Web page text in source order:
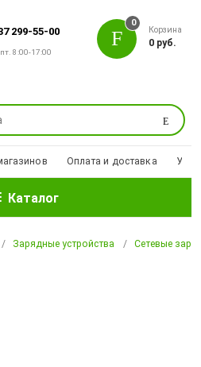
299-55-00
8:00-17:00
Поиск
0
Корзина
0 руб.
Оплата и доставка
Каталог
Зарядные устройства Сетевые